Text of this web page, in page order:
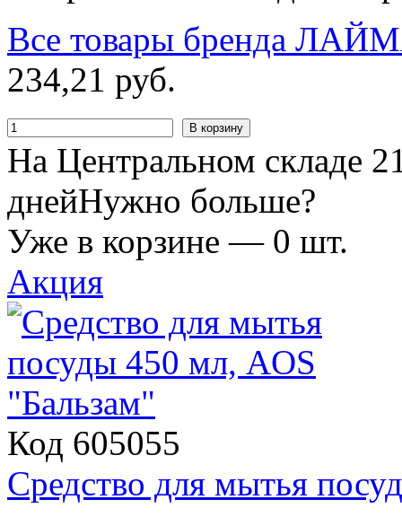
Все товары бренда
234,21 руб.
В корзину
На Центральном складе
днейНужно больше?
Уже в корзине — 0 шт.
Акция
Код 605055
Средство для мытья